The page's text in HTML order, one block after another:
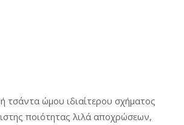
τσάντα ώμου ιδιαίτερου σχήματος
ποιότητας λιλά αποχρώσεων,